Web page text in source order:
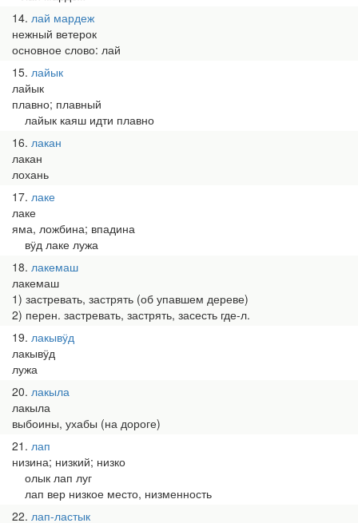
14 лай мардеж
нежный ветерок
основное слово: лай
15 лайык
лайык
плавно; плавный
лайык каяш идти плавно
16 лакан
лакан
лохань
17 лаке
лаке
яма, ложбина; впадина
вӱд лаке лужа
18 лакемаш
лакемаш
1) застревать, застрять (об упавшем дереве)
2) перен. застревать, застрять, засесть где-л.
19 лакывӱд
лакывӱд
лужа
20 лакыла
лакыла
выбоины, ухабы (на дороге)
21 лап
низина; низкий; низко
олык лап луг
лап вер низкое место, низменность
22 лап-ластык